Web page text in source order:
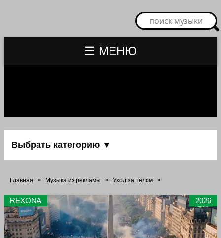
☰ МЕНЮ
Выбрать категорию ▼
Главная > Музыка из рекламы > Уход за телом >
REXONA 2026